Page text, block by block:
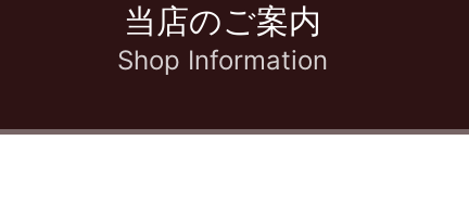
当店のご案内
Shop Information